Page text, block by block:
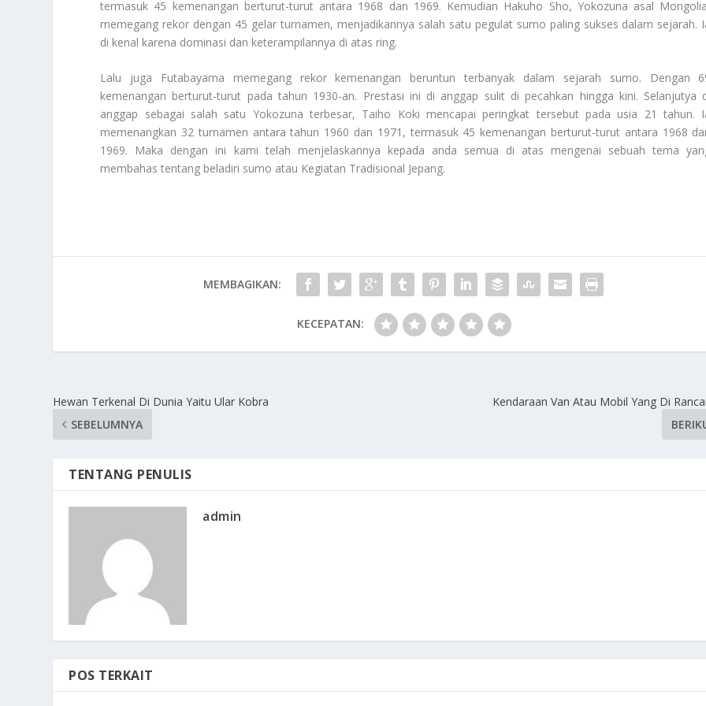
termasuk 45 kemenangan berturut-turut antara 1968 dan 1969. Kemudian Hakuho Sho, Yokozuna asal
memegang rekor dengan 45 gelar turnamen, menjadikannya salah satu pegulat sumo paling sukses dalam sejarah.
di kenal karena dominasi dan keterampilannya di atas ring.
Lalu juga Futabayama memegang rekor kemenangan beruntun terbanyak dalam sejarah sumo. Dengan
kemenangan berturut-turut pada tahun 1930-an. Prestasi ini di anggap sulit di pecahkan hingga kini. Selanjutya
anggap sebagai salah satu Yokozuna terbesar, Taiho Koki mencapai peringkat tersebut pada usia 21 tahun.
memenangkan 32 turnamen antara tahun 1960 dan 1971, termasuk 45 kemenangan berturut-turut antara 1968
1969. Maka dengan ini kami telah menjelaskannya kepada anda semua di atas mengenai sebuah tema
membahas tentang beladiri sumo atau Kegiatan Tradisional Jepang.
MEMBAGIKAN:
KECEPATAN:
Hewan Terkenal Di Dunia Yaitu Ular Kobra
SEBELUMNYA
Kendaraan Van Atau Mobil Yang Di
TENTANG PENULIS
admin
POS TERKAIT